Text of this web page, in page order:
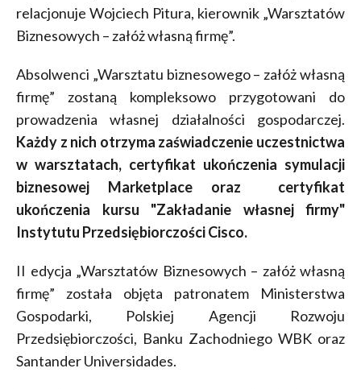
relacjonuje Wojciech Pitura, kierownik „Warsztatów
Biznesowych – załóż własną firmę”.
Absolwenci „Warsztatu biznesowego – załóż własną
firmę” zostaną kompleksowo przygotowani do
prowadzenia własnej działalności gospodarczej.
Każdy z nich otrzyma zaświadczenie uczestnictwa
w warsztatach, certyfikat ukończenia symulacji
biznesowej Marketplace oraz certyfikat
ukończenia kursu "Zakładanie własnej firmy"
Instytutu Przedsiębiorczości Cisco.
II edycja „Warsztatów Biznesowych – załóż własną
firmę” została objęta patronatem Ministerstwa
Gospodarki, Polskiej Agencji Rozwoju
Przedsiębiorczości, Banku Zachodniego WBK oraz
Santander Universidades.